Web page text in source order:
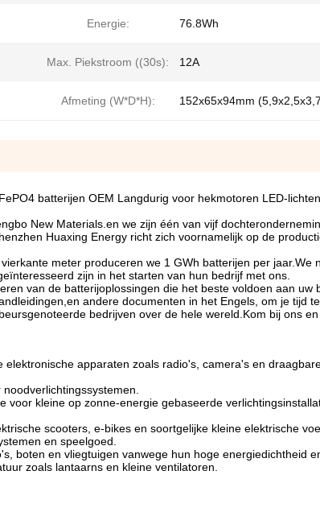
Energie: 76.8Wh
Max. Piekstroom ((30s): 12A
Afmeting (W*D*H): 152x65x94mm
batterijen OEM Langdurig voor hekmotoren LED-lichten
New Materials.en we zijn één van vijf
Huaxing Energy richt zich voornamelijk op de
meter produceren we 1 GWh batterijen per jaar.We
zijn in het starten van hun bedrijf met ons.
van de batterijoplossingen die het beste voldoen aan uw
andere documenten in het Engels, om je tijd te
bedrijven over de hele wereld.Kom bij ons
elektronische apparaten zoals radio's, camera's en
voor kleine op zonne-energie gebaseerde
scooters, e-bikes en soortgelijke kleine elektrische
en speelgoed.
boten en vliegtuigen vanwege hun hoge energiedichtheid
zoals lantaarns en kleine ventilatoren.